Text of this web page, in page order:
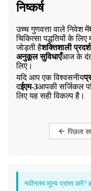
निष्कर्ष
उच्च गुणवत्ता वाले निवेश में
चिकित्सा पद्धतियों के लिए
जोड़ती हैशक्तिशाली
अनुकूल सुविधाएँआज के दंत
लिए।
यदि आप एक विश्वसनीय
दईएम-3आपकी सर्जिकल
लिए यह सही विकल्प है।
पिछला
नवीनतम मूल्य प्राप्त